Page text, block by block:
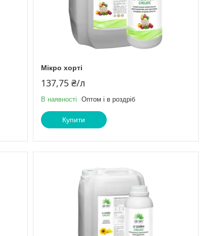
Мікро хорті
137,75 ₴/л
В наявності Оптом і в роздріб
Купити